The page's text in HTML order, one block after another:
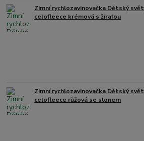
Zimní rychlozavinovačka Dětský svět
celofleece krémová s žirafou
Zimní rychlozavinovačka Dětský svět
celofleece růžová se slonem